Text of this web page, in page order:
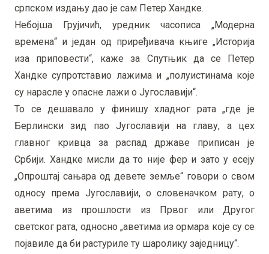
српском издању дао је сам Петер Хандке.
Небојша Грујичић, уредник часописа „Модерна
времена“ и један од приређивача књиге „Историја
иза приповести“, каже за Спутњик да се Петер
Хандке супротставио лажима и „полуистинама које
су нарасле у опасне лажи о Југославији“.
То се дешавало у финишу хладног рата „где је
Берлински зид пао Југославији на главу, а цех
главног кривца за распад државе приписан је
Србији. Хандке мисли да то није фер и зато у есеју
„Опроштај сањара од девете земље“ говори о свом
односу према Југославији, о словеначком рату, о
аветима из прошлости из Првог или Другог
светског рата, односно „аветима из ормара које су се
појавиле да би растуриле ту шаролику заједницу“.